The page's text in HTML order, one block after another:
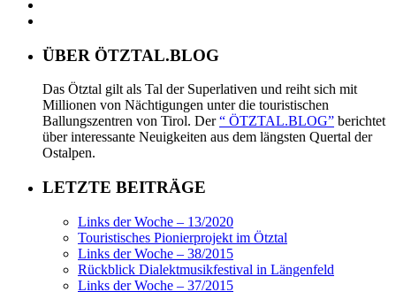
ÜBER ÖTZTAL.BLOG
Das Ötztal gilt als Tal der Superlativen und reiht sich mit
Millionen von Nächtigungen unter die touristischen
Ballungszentren von Tirol. Der“ ÖTZTAL.BLOG” berichtet
über interessante Neuigkeiten aus dem längsten Quertal der
Ostalpen.
LETZTE BEITRÄGE
Links der Woche – 13/2020
Touristisches Pionierprojekt im Ötztal
Links der Woche – 38/2015
Rückblick Dialektmusikfestival in Längenfeld
Links der Woche – 37/2015